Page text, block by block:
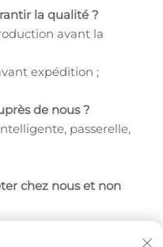
la qualité ?
avant la
expédition ;
de nous ?
passerelle,
chez nous et non